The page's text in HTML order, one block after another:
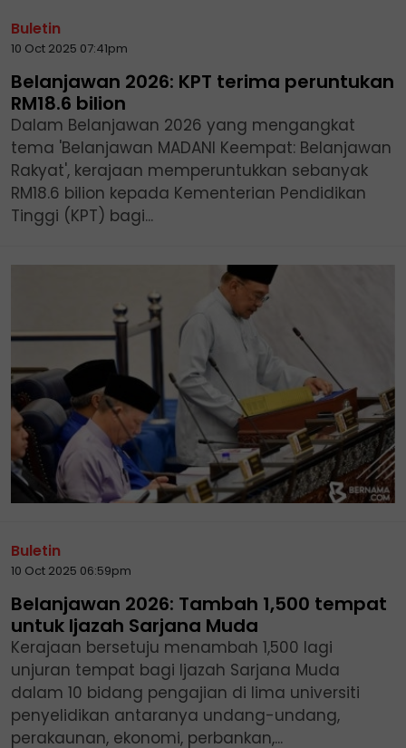
Buletin
10 Oct 2025 07:41pm
Belanjawan 2026: KPT terima peruntukan
RM18.6 bilion
Dalam Belanjawan 2026 yang mengangkat
tema 'Belanjawan MADANI Keempat: Belanjawan
Rakyat', kerajaan memperuntukkan sebanyak
RM18.6 bilion kepada Kementerian Pendidikan
Tinggi (KPT) bagi...
Buletin
10 Oct 2025 06:59pm
Belanjawan 2026: Tambah 1,500 tempat
untuk Ijazah Sarjana Muda
Kerajaan bersetuju menambah 1,500 lagi
unjuran tempat bagi Ijazah Sarjana Muda
dalam 10 bidang pengajian di lima universiti
penyelidikan antaranya undang-undang,
perakaunan, ekonomi, perbankan,...